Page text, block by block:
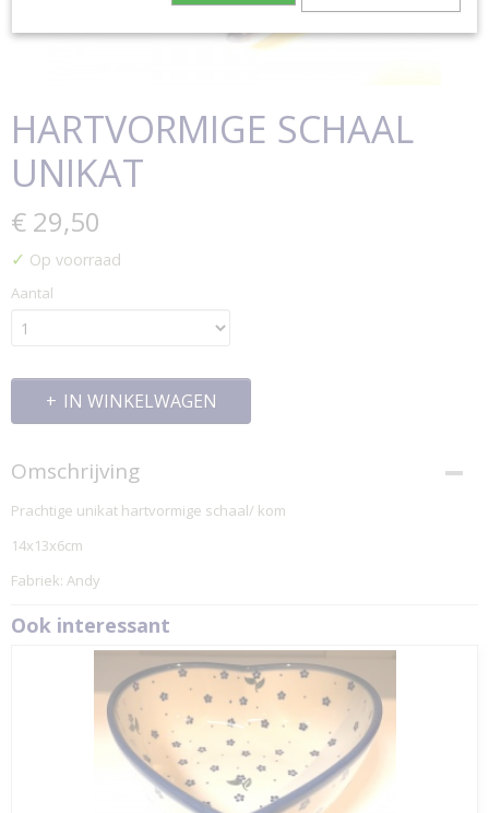
HARTVORMIGE SCHAAL
UNIKAT
€ 29,50
✓ Op voorraad
Aantal
IN WINKELWAGEN
Omschrijving
Prachtige unikat hartvormige schaal/ kom
14x13x6cm
Fabriek: Andy
Ook interessant